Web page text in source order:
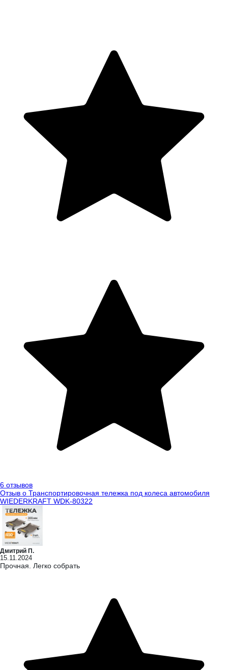
6 отзывов
Отзыв о Транспортировочная тележка под колеса автомобиля
WIEDERKRAFT WDK-80322
Дмитрий П.
15.11.2024
Прочная. Легко собрать